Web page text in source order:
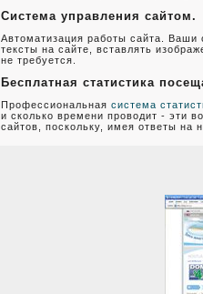
Система управления сайтом.
Автоматизация работы сайта. Ваши
тексты на сайте, вставлять
не требуется.
Бесплатная статистика
Профессиональнаясистема
и сколько времени проводит - эти
сайтов, поскольку, имея ответы на